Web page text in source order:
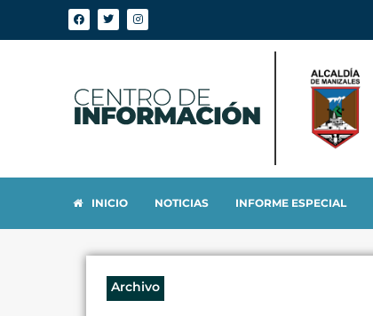
INICIO NOTICIAS INFORME ESPECIAL
Archivo